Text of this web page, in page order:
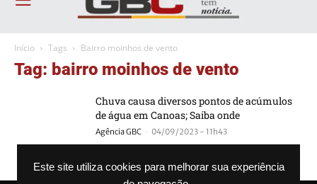
Este site utiliza cookies para melhorar sua experiência
Início Tags Bairro moinhos de vento
Tag: bairro moinhos de vento
Chuva causa diversos pontos de acúmulos
de água em Canoas; Saiba onde
Agência GBC - 04/09/2023 - 11h43